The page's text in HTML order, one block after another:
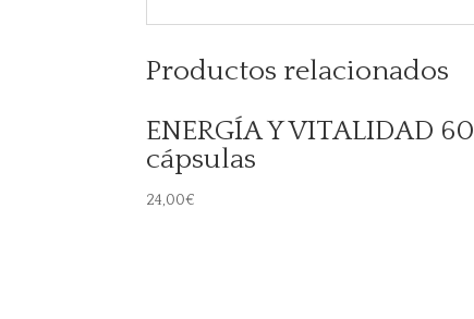
Productos relacionados
ENERGÍA Y VITALIDAD 60
cápsulas
24,00€